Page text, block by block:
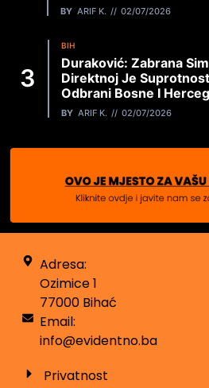
BY ARIF K. 02/07/2026
BIH
Duraković: Zabrana
Direktnoj Je
Odbrani Bosne I
BY ARIF K. 02/07/2026
Adresa:
Ozimice 1
77000 Bihać
Email:
info@evidentno.ba
Privatnost